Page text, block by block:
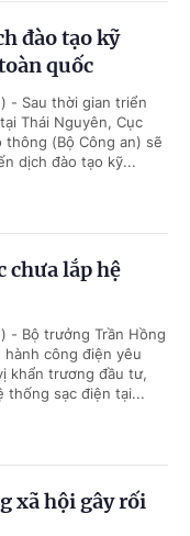
đào tạo kỹ
quốc
- Sau thời gian triển
Thái Nguyên, Cục
thông (Bộ Công an) sẽ
dịch đào tạo kỹ...
chưa lắp hệ
- Bộ trưởng Trần Hồng
hành công điện yêu
khẩn trương đầu tư,
thống sạc điện tại...
xã hội gây rối